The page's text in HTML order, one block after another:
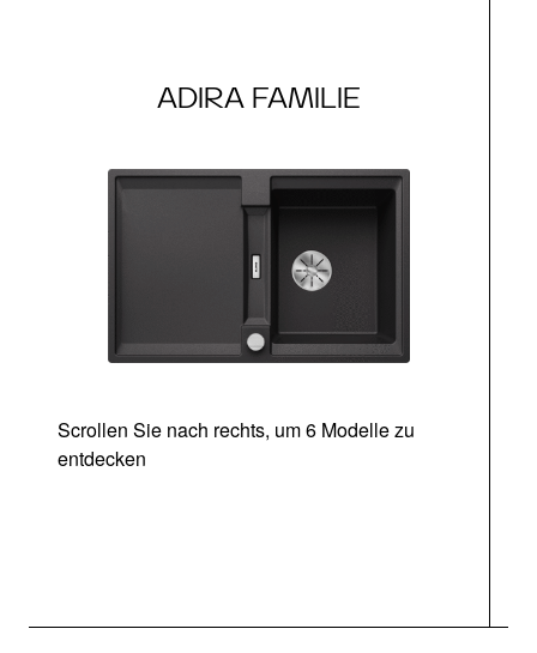
ADIRA FAMILIE
Scrollen Sie nach rechts, um 6 Modelle zu
entdecken